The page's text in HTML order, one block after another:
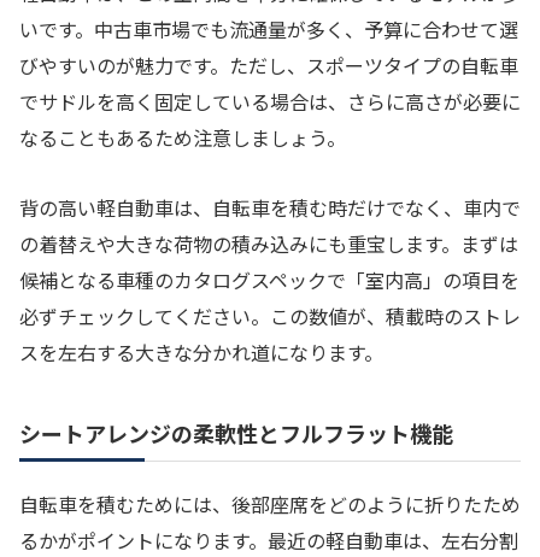
いです。中古車市場でも流通量が多く、予算に合わせて選
びやすいのが魅力です。ただし、スポーツタイプの自転車
でサドルを高く固定している場合は、さらに高さが必要に
なることもあるため注意しましょう。
背の高い軽自動車は、自転車を積む時だけでなく、車内で
の着替えや大きな荷物の積み込みにも重宝します。まずは
候補となる車種のカタログスペックで「室内高」の項目を
必ずチェックしてください。この数値が、積載時のストレ
スを左右する大きな分かれ道になります。
シートアレンジの柔軟性とフルフラット機能
自転車を積むためには、後部座席をどのように折りたため
るかがポイントになります。最近の軽自動車は、左右分割